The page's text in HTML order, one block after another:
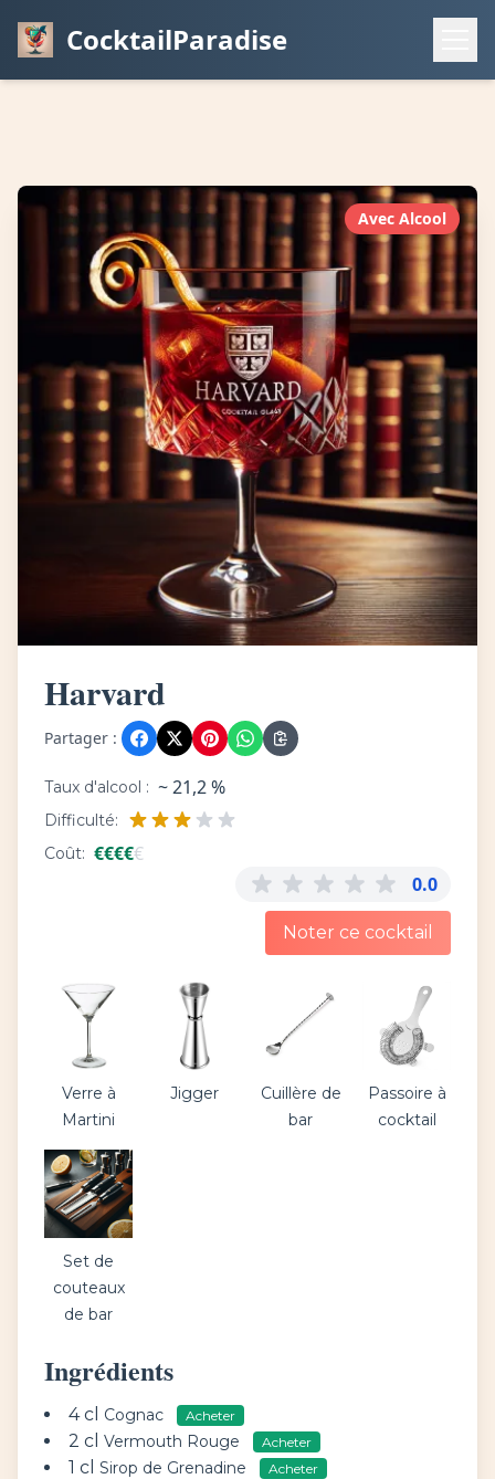
CocktailParadise
Avec Alcool
Harvard
Partager :
Taux d'alcool : ~ 21,2 %
Difficulté:
Coût: €€€€€
0.0
Noter ce cocktail
Verre à
Martini
Jigger
Cuillère de
bar
Passoire à
cocktail
Set de
couteaux
de bar
Ingrédients
4 cl Cognac Acheter
2 cl Vermouth Rouge Acheter
1 cl Sirop de Grenadine Acheter